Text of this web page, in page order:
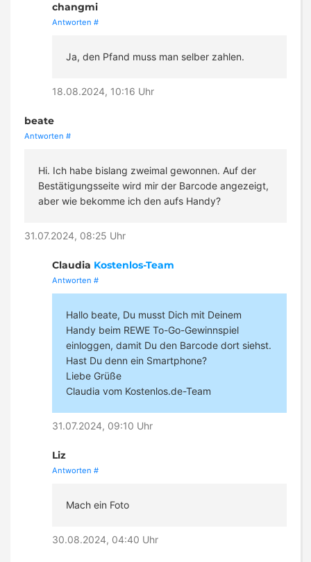
changmi
Antworten #
Ja, den Pfand muss man selber zahlen.
18.08.2024, 10:16 Uhr
beate
Antworten #
Hi. Ich habe bislang zweimal gewonnen. Auf der
Bestätigungsseite wird mir der Barcode angezeigt,
aber wie bekomme ich den aufs Handy?
31.07.2024, 08:25 Uhr
Claudia Kostenlos-Team
Antworten #
Hallo beate, Du musst Dich mit Deinem
Handy beim REWE To-Go-Gewinnspiel
einloggen, damit Du den Barcode dort siehst.
Hast Du denn ein Smartphone?
Liebe Grüße
Claudia vom Kostenlos.de-Team
31.07.2024, 09:10 Uhr
Liz
Antworten #
Mach ein Foto
30.08.2024, 04:40 Uhr